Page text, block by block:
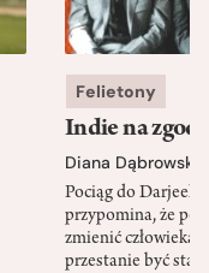
Felietony
Indie na
Diana Dąbrowska
Pociąg do
przypomina, że
zmienić człowieka
przestanie być